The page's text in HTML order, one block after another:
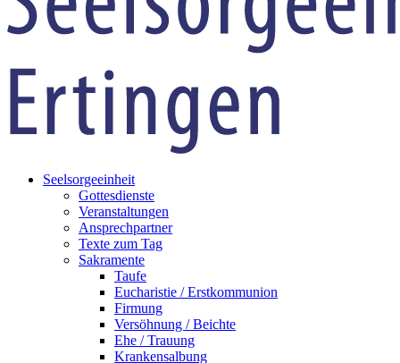
Seelsorgeeinheit
Gottesdienste
Veranstaltungen
Ansprechpartner
Texte zum Tag
Sakramente
Taufe
Eucharistie / Erstkommunion
Firmung
Versöhnung / Beichte
Ehe / Trauung
Krankensalbung